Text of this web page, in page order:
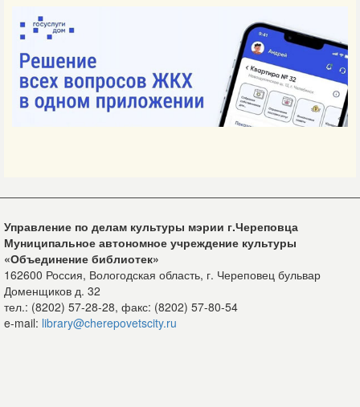
Управление по делам культуры мэрии г.Череповца
Муниципальное автономное учреждение культуры
«Объединение библиотек»
162600 Россия, Вологодская область, г. Череповец бульвар
Доменщиков д. 32
тел.: (8202) 57-28-28, факс: (8202) 57-80-54
e-mail: library@cherepovetscity.ru